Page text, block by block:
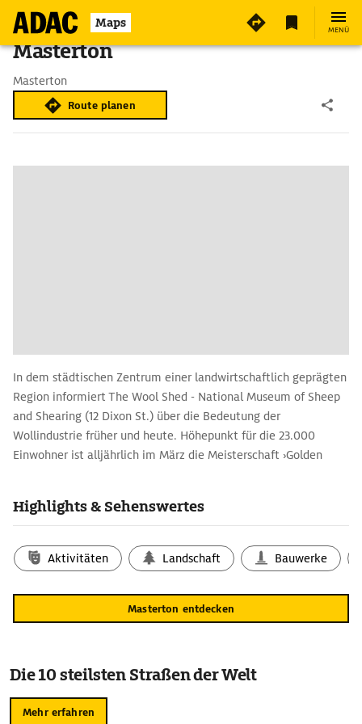
Maps MENÜ
Masterton
Masterton
Route planen
In dem städtischen Zentrum einer landwirtschaftlich geprägten
Region informiert The Wool Shed - National Museum of Sheep
and Shearing (12 Dixon St.) über die Bedeutung der
Wollindustrie früher und heute. Höhepunkt für die 23.000
Einwohner ist alljährlich im März die Meisterschaft ›Golden
Highlights & Sehenswertes
Aktivitäten Landschaft Bauwerke
Masterton entdecken
Die 10 steilsten Straßen der Welt
Mehr erfahren